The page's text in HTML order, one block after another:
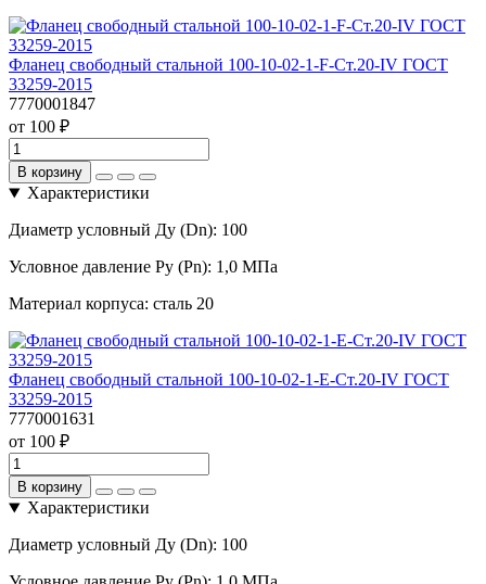
Фланец свободный стальной 100-10-02-1-F-Ст.20-IV ГОСТ
33259-2015
7770001847
от 100 ₽
В корзину
Характеристики
Диаметр условный Ду (Dn): 100
Условное давление Ру (Pn): 1,0 МПа
Материал корпуса: сталь 20
Фланец свободный стальной 100-10-02-1-Е-Ст.20-IV ГОСТ
33259-2015
7770001631
от 100 ₽
В корзину
Характеристики
Диаметр условный Ду (Dn): 100